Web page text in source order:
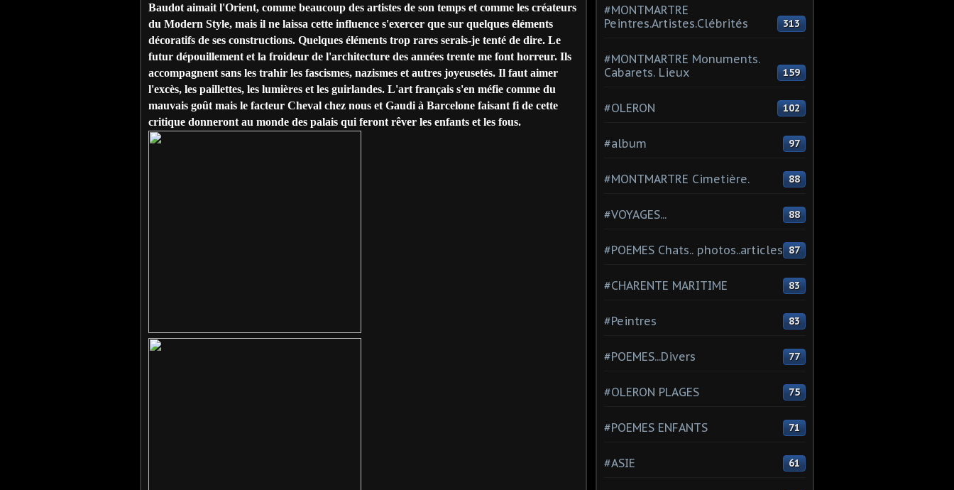
Baudot aimait l'Orient, comme beaucoup des artistes de son temps et comme les créateurs
du Modern Style, mais il ne laissa cette influence s'exercer que sur quelques éléments
décoratifs de ses constructions. Quelques éléments trop rares serais-je tenté de dire. Le
futur dépouillement et la froideur de l'architecture des années trente me font horreur. Ils
accompagnent sans les trahir les fascismes, nazismes et autres joyeusetés. Il faut aimer
l'excès, les paillettes, les lumières et les guirlandes. L'art français s'en méfie comme du
mauvais goût mais le facteur Cheval chez nous et Gaudi à Barcelone faisant fi de cette
critique donneront au monde des palais qui feront rêver les enfants et les fous.
#MONTMARTRE
Peintres.Artistes.Clébrités
313
#MONTMARTRE Monuments.
Cabarets. Lieux
159
#OLERON 102
#album 97
#MONTMARTRE Cimetière. 88
#VOYAGES... 88
#POEMES Chats.. photos..articles 87
#CHARENTE MARITIME 83
#Peintres 83
#POEMES...Divers 77
#OLERON PLAGES 75
#POEMES ENFANTS 71
#ASIE 61